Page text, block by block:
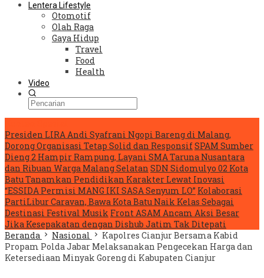
Lentera Lifestyle
Otomotif
Olah Raga
Gaya Hidup
Travel
Food
Health
Video
Presiden LIRA Andi Syafrani Ngopi Bareng di Malang,
Dorong Organisasi Tetap Solid dan ResponsifSPAM Sumber
Dieng 2 Hampir Rampung, Layani SMA Taruna Nusantara
dan Ribuan Warga Malang Selatan SDN Sidomulyo 02 Kota
Batu Tanamkan Pendidikan Karakter Lewat Inovasi
“ESSIDA Permisi MANG IKI SASA Senyum LO” Kolaborasi
PartiLibur Caravan, Bawa Kota Batu Naik Kelas Sebagai
Destinasi Festival Musik Front ASAM Ancam Aksi Besar
Jika Kesepakatan dengan Dishub Jatim Tak Ditepati
Beranda
Nasional
Kapolres Cianjur Bersama Kabid
Propam Polda Jabar Melaksanakan Pengecekan Harga dan
Ketersediaan Minyak Goreng di Kabupaten Cianjur